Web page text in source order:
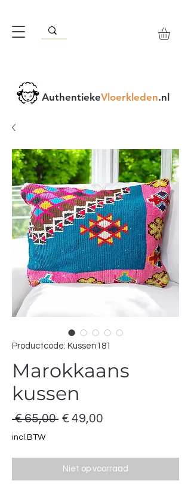
AuthentiekeVloerkleden.nl
Productcode: Kussen181
Marokkaans
kussen
€ 65,00 Normale
€ 49,00
incl.BTW
Niet op voorraad